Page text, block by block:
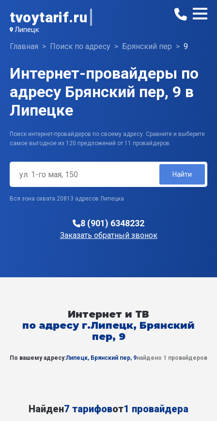
tvoytarif.ru
Липецк
Главная Поиск по адресу Брянский пер 9
Интернет-провайдеры по
адресу Брянский пер, 9 в
Липецке
Поиск интернет-провайдеров по своему адресу. Сравните и выберите
самое выгодное из 120 предложений от 11 провайдеров.
Найти
Вся зона охвата 20813 адресов Липецка
8 (901) 6348232
Заказать обратный звонок
Интернет и ТВ
по адресу г.Липецк, Брянский
пер, 9
По вашему адресу:Липецк, Брянский пер, 9найдено 1 провайдеров
Найден7 тарифовот1 провайдера